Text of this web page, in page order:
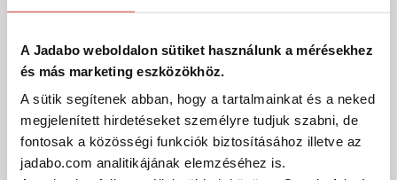
A Jadabo weboldalon sütiket használunk a mérésekhez
és más marketing eszközökhöz.
A sütik segítenek abban, hogy a tartalmainkat és a neked
megjelenített hirdetéseket személyre tudjuk szabni, de
fontosak a közösségi funkciók biztosításához illetve az
jadabo.com analitikájának elemzéséhez is.